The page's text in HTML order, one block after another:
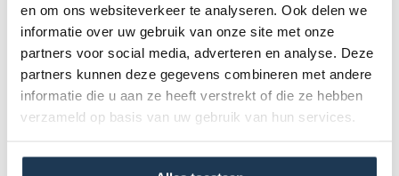
en om ons websiteverkeer te analyseren. Ook delen we
informatie over uw gebruik van onze site met onze
partners voor social media, adverteren en analyse. Deze
partners kunnen deze gegevens combineren met andere
informatie die u aan ze heeft verstrekt of die ze hebben
verzameld op basis van uw gebruik van hun services.